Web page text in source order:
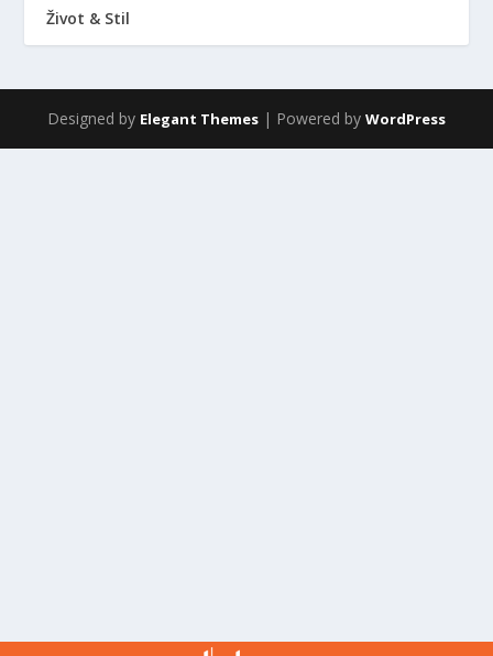
Život & Stil
Designed by Elegant Themes | Powered by WordPress